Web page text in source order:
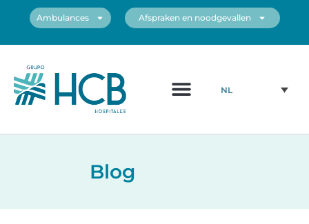
Ambulances Afspraken en noodgevallen
NL
Blog